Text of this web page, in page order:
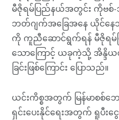
မီဇိုရမ်ပြည်နယ်အတွင်း ကိုဗစ်-
ဘတ်ဂျက်အခြေအနေ ယိုင်နေသ
ကို ကူညီဆောင်ရွက်ရန် မီဇိုရမ်
သောကြောင့် ယခုကဲ့သို့ အိန္ဒိယ
ခြင်းဖြစ်ကြောင်း ပြောသည်။
ယင်းကိစ္စအတွက် မြန်မာစစ်ဘေး
ရှင်းပေးနိုင်ရေးအတွက် ရူပီးငွ